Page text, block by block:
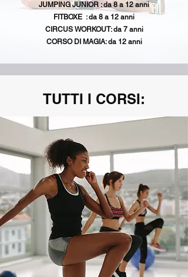
JUMPING JUNIOR : da 8 a 12 anni
FITBOXE : da 8 a 12 anni
CIRCUS WORKOUT: da 7 anni
CORSO DI MAGIA: da 12 anni
TUTTI I CORSI: